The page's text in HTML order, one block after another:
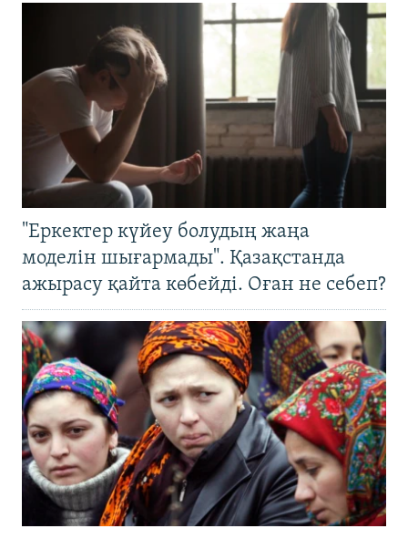
"Еркектер күйеу болудың жаңа
моделін шығармады". Қазақстанда
ажырасу қайта көбейді. Оған не себеп?